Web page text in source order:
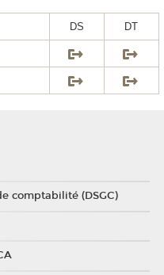
DS DT
comptabilité (DSGC)